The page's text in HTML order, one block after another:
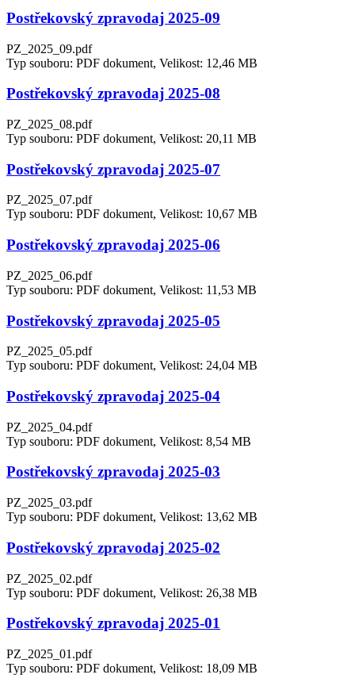
Postřekovský zpravodaj 2025-09
PZ_2025_09.pdf
Typ souboru: PDF dokument, Velikost: 12,46 MB
Postřekovský zpravodaj 2025-08
PZ_2025_08.pdf
Typ souboru: PDF dokument, Velikost: 20,11 MB
Postřekovský zpravodaj 2025-07
PZ_2025_07.pdf
Typ souboru: PDF dokument, Velikost: 10,67 MB
Postřekovský zpravodaj 2025-06
PZ_2025_06.pdf
Typ souboru: PDF dokument, Velikost: 11,53 MB
Postřekovský zpravodaj 2025-05
PZ_2025_05.pdf
Typ souboru: PDF dokument, Velikost: 24,04 MB
Postřekovský zpravodaj 2025-04
PZ_2025_04.pdf
Typ souboru: PDF dokument, Velikost: 8,54 MB
Postřekovský zpravodaj 2025-03
PZ_2025_03.pdf
Typ souboru: PDF dokument, Velikost: 13,62 MB
Postřekovský zpravodaj 2025-02
PZ_2025_02.pdf
Typ souboru: PDF dokument, Velikost: 26,38 MB
Postřekovský zpravodaj 2025-01
PZ_2025_01.pdf
Typ souboru: PDF dokument, Velikost: 18,09 MB